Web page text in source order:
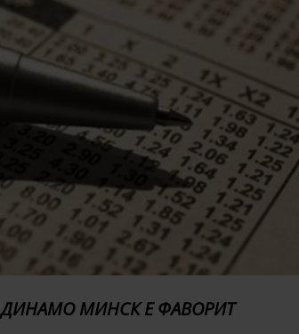
ДИНАМО МИНСК Е ФАВОРИТ